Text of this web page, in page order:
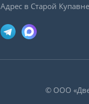
Адрес в Старой
© ООО